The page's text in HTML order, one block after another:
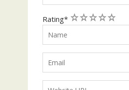
Rating* 5
4
3
2
1